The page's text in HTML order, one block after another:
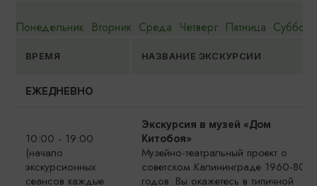
Понедельник Вторник Среда Четверг Пятница Суббота
ВРЕМЯ НАЗВАНИЕ ЭКСКУРСИИ
ЕЖЕДНЕВНО
10:00 - 19:00
(начало
экскурсионных
сеансов каждые
Экскурсия в музей «Дом
Китобоя»
Музейно-театральный проект о
советском Калининграде 1960-80
годов. Вы окажетесь в типичной